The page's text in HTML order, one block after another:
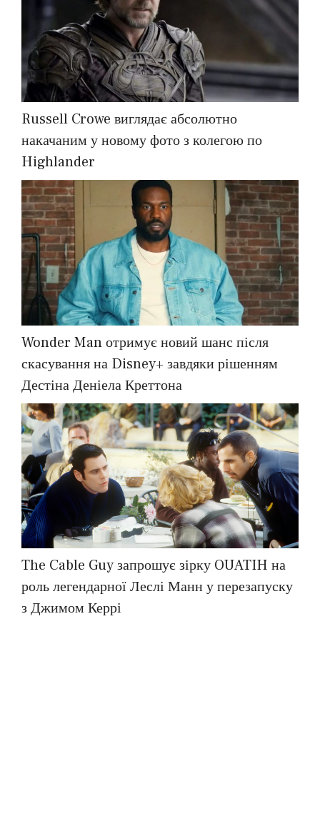
Russell Crowe виглядає абсолютно
накачаним у новому фото з колегою по
Highlander
Wonder Man отримує новий шанс після
скасування на Disney+ завдяки рішенням
Дестіна Деніела Креттона
The Cable Guy запрошує зірку OUATIH на
роль легендарної Леслі Манн у перезапуску
з Джимом Керрі